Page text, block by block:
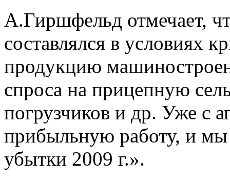
А.Гиршфельд отмечает,
составлялся в условиях
продукцию
спроса на прицепную
погрузчиков и др. Уже с
прибыльную работу, и мы
убытки 2009 г.».